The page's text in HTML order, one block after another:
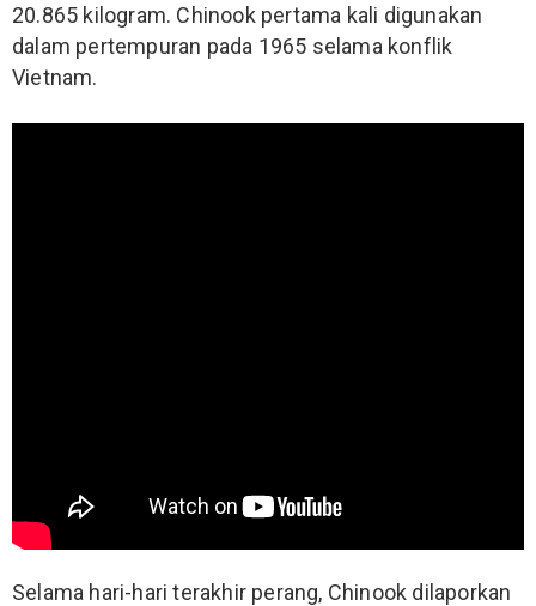
20.865 kilogram. Chinook pertama kali digunakan
dalam pertempuran pada 1965 selama konflik
Vietnam.
Selama hari-hari terakhir perang, Chinook dilaporkan